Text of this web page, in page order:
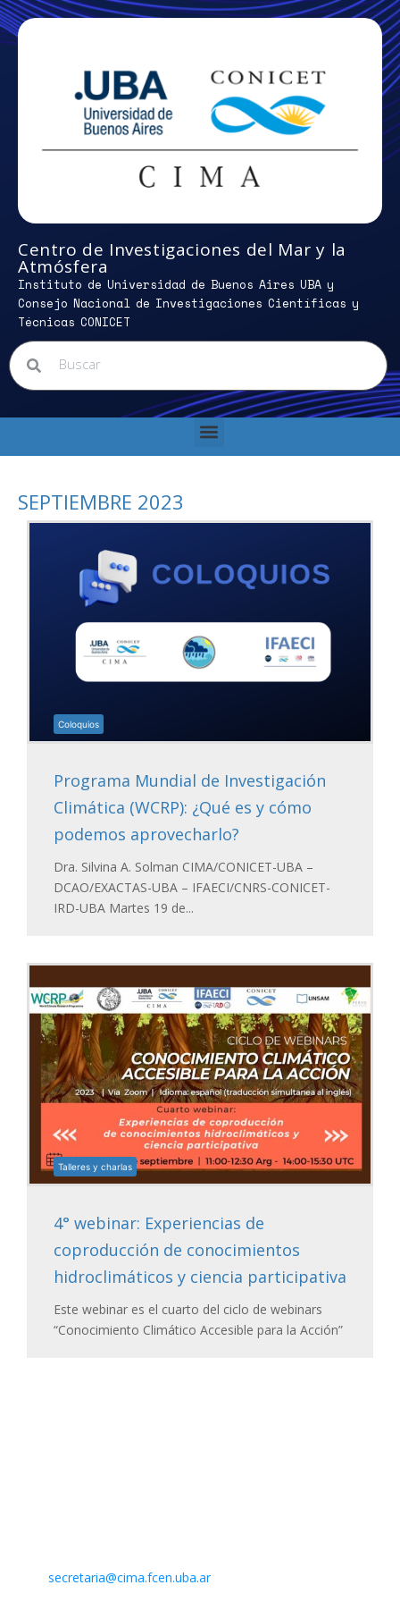
Centro de Investigaciones del Mar y la
Atmósfera
Instituto de Universidad de Buenos Aires UBA y
Consejo Nacional de Investigaciones Científicas y
Técnicas CONICET
SEPTIEMBRE 2023
Coloquios
Programa Mundial de Investigación
Climática (WCRP): ¿Qué es y cómo
podemos aprovecharlo?
Dra. Silvina A. Solman CIMA/CONICET-UBA –
DCAO/EXACTAS-UBA – IFAECI/CNRS-CONICET-
IRD-UBA Martes 19 de...
Talleres y charlas
4° webinar: Experiencias de
coproducción de conocimientos
hidroclimáticos y ciencia participativa
Este webinar es el cuarto del ciclo de webinars
“Conocimiento Climático Accesible para la Acción”
secretaria@cima.fcen.uba.ar